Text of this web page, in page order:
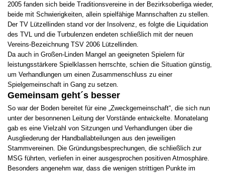
2005 fanden sich beide Traditionsvereine in der Bezirksoberliga wieder,
beide mit Schwierigkeiten, allein spielfähige Mannschaften zu stellen.
Der TV Lützellinden stand vor der Insolvenz, es folgte die Liquidation
des TVL und die Turbulenzen endeten schließlich mit der neuen
Vereins-Bezeichnung TSV 2006 Lützellinden.
Da auch in Großen-Linden Mangel an geeigneten Spielern für
leistungsstärkere Spielklassen herrschte, schien die Situation günstig,
um Verhandlungen um einen Zusammenschluss zu einer
Spielgemeinschaft in Gang zu setzen.
Gemeinsam geht´s besser
So war der Boden bereitet für eine „Zweckgemeinschaft“, die sich nun
unter der besonnenen Leitung der Vorstände entwickelte. Monatelang
gab es eine Vielzahl von Sitzungen und Verhandlungen über die
Ausgliederung der Handballabteilungen aus den jeweiligen
Stammvereinen. Die Gründungsbesprechungen, die schließlich zur
MSG führten, verliefen in einer ausgesprochen positiven Atmosphäre.
Besonders angenehm war, dass die wenigen strittigen Punkte im